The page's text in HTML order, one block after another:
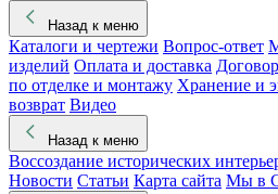
Назад к меню
Каталоги и чертежи Вопрос-ответ
изделий Оплата и доставка
по отделке и монтажу Хранение и
возврат Видео
Назад к меню
Воссоздание исторических
Новости Статьи Карта сайта Мы в